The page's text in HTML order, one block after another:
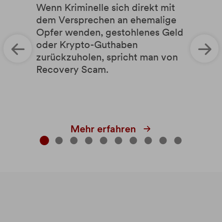
Wenn Kriminelle sich direkt mit
dem Versprechen an ehemalige
Opfer wenden, gestohlenes Geld
oder Krypto-Guthaben
zurückzuholen, spricht man von
Recovery Scam.
Mehr erfahren